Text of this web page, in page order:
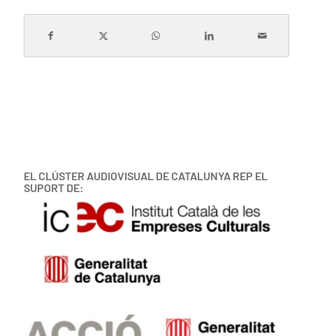
EL CLÚSTER AUDIOVISUAL DE CATALUNYA REP EL
SUPORT DE: